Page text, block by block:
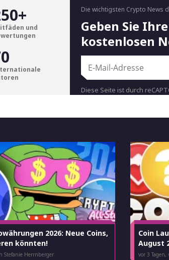
und
Die wichtigsten Crypto News
Geben Sie
kostenlosen
Diese Seite ist durch
2026: Neue Coins,
könnten!
Stefanie Herrnberger
Coin
August
vor 3 Tagen,